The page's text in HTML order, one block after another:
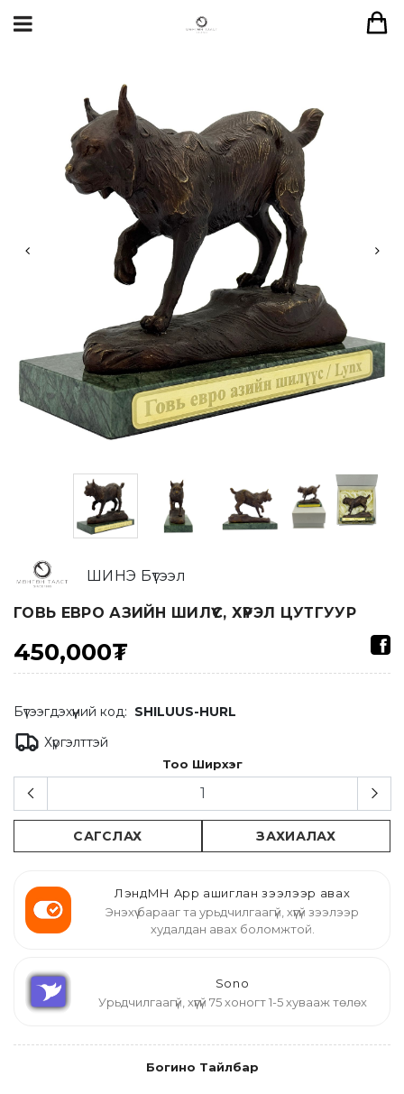
ШИНЭ Бүтээл
ГОВЬ ЕВРО АЗИЙН ШИЛҮҮС, ХҮРЭЛ ЦУТГУУР
450,000₮
Бүтээгдэхүүний код: SHILUUS-HURL
Хүргэлттэй
Тоо Ширхэг
САГСЛАХ ЗАХИАЛАХ
ЛэндМН App ашиглан зээлээр авах
Энэхүү барааг та урьдчилгаагүй, хүүгүй зээлээр
худалдан авах боломжтой.
Sono
Урьдчилгаагүй, хүүгүй 75 хоногт 1-5 хувааж төлөх
Богино Тайлбар